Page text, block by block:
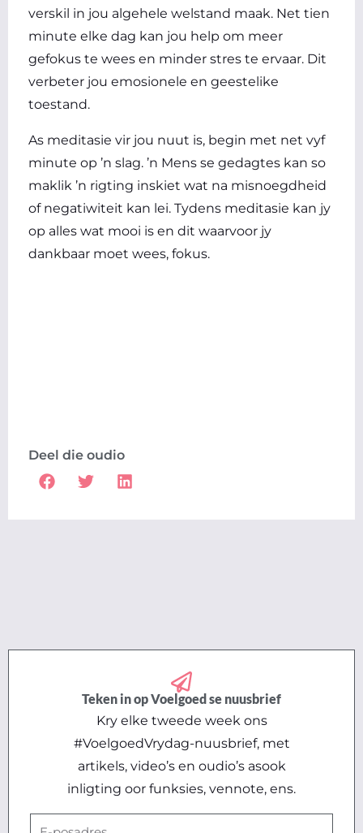
verskil in jou algehele welstand maak. Net tien
minute elke dag kan jou help om meer
gefokus te wees en minder stres te ervaar. Dit
verbeter jou emosionele en geestelike
toestand.
As meditasie vir jou nuut is, begin met net vyf
minute op ’n slag. ’n Mens se gedagtes kan so
maklik ’n rigting inskiet wat na misnoegdheid
of negatiwiteit kan lei. Tydens meditasie kan jy
op alles wat mooi is en dit waarvoor jy
dankbaar moet wees, fokus.
Deel die oudio
Teken in op Voelgoed se nuusbrief
Kry elke tweede week ons
#VoelgoedVrydag-nuusbrief, met
artikels, video’s en oudio’s asook
inligting oor funksies, vennote, ens.
E-